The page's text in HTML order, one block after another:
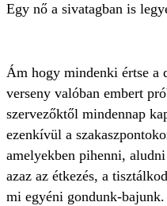
Egy nő a sivatagban is
Ám hogy mindenki értse a
verseny valóban embert
szervezőktől mindennap
ezenkívül a
amelyekben pihenni,
azaz az étkezés, a
mi egyéni gondunk-bajunk.